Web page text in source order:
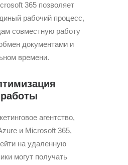
365 позволяет
рабочий процесс,
совместную работу
документами и
времени.
агентство,
и Microsoft 365,
на удаленную
могут получать